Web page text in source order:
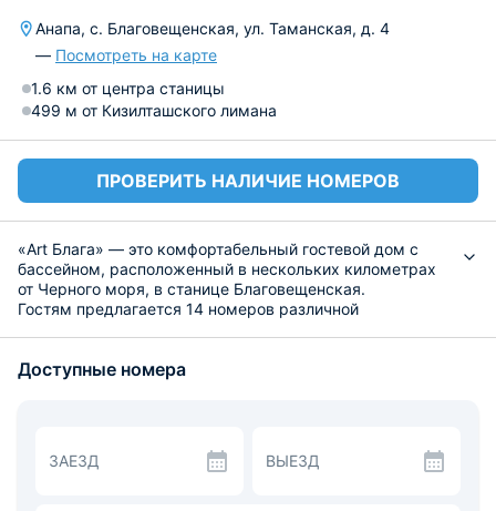
Анапа, с. Благовещенская, ул. Таманская, д. 4
— Посмотреть на карте
1.6 км от центра станицы
499 м от Кизилташского лимана
ПРОВЕРИТЬ НАЛИЧИЕ НОМЕРОВ
«Art Блага» — это комфортабельный гостевой дом с
бассейном, расположенный в нескольких километрах
от Черного моря, в станице Благовещенская.
Гостям предлагается 14 номеров различной
телевизором, постельным бельем, кондиционером,
работой — на 3 этаже есть коворкинг с кондиционером
и wi-fi.
Доступные номера
ЗАЕЗД ВЫЕЗД